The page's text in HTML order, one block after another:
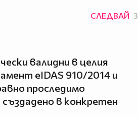
СЛЕДВАЙ 3
валидни в целия
eIDAS 910/2014 и
проследимо
в конкретен